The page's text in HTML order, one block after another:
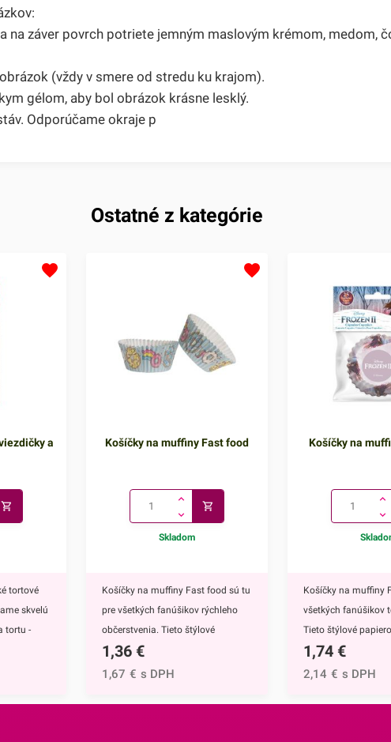
záver povrch potriete jemným maslovým krémom, medom,
(vždy v smere od stredu ku krajom).
gélom, aby bol obrázok krásne lesklý.
Odporúčame okraje p
Ostatné z kategórie
a
tortové
skvelú
tortu -
Košíčky na muffiny Fast food
Skladom
Košíčky na muffiny Fast food sú tu
pre všetkých fanúšikov rýchleho
občerstvenia. Tieto štýlové
papierové košíčky sú nevyhnutnou
výbavou pri príprave muffinov,
1,36 €
1,67 € s DPH
Košíčky na
Košíčky na muffiny
všetkých fanúšikov
Tieto štýlové
nevyhnutnou
muffinov,
1,74 €
2,14 € s DPH